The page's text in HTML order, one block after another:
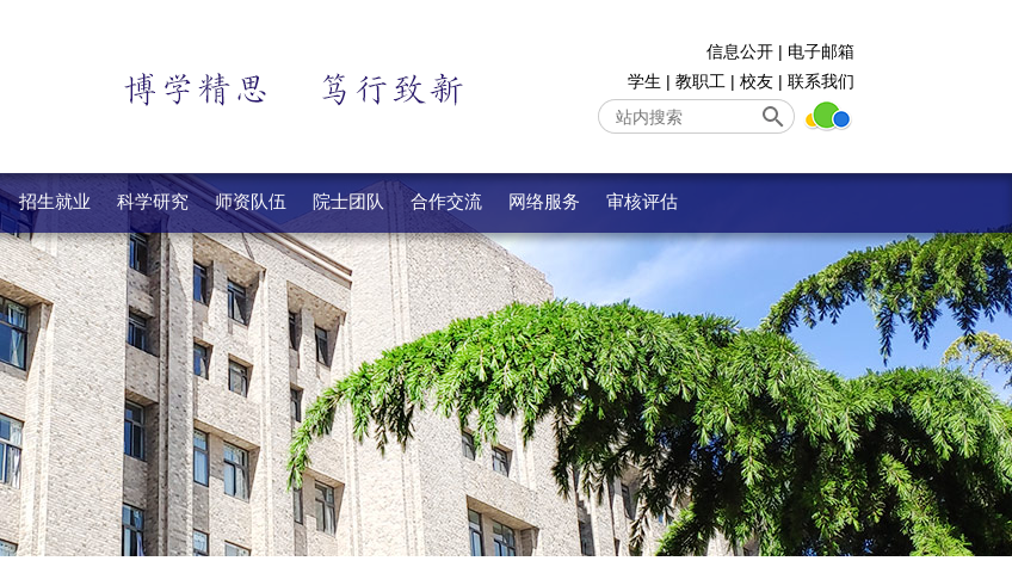
信息公开 | 电子邮箱
学生 | 教职工 | 校友 | 联系我们
招生就业 科学研究 师资队伍 院士团队 合作交流 网络服务 审核评估